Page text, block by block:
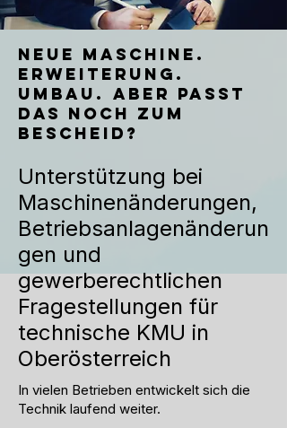
Neue Maschine.
Erweiterung.
Umbau. Aber passt
das noch zum
Bescheid?
Unterstützung bei
Maschinenänderungen,
Betriebsanlagenänderun
gen und
gewerberechtlichen
Fragestellungen für
technische KMU in
Oberösterreich
In vielen Betrieben entwickelt sich die
Technik laufend weiter.